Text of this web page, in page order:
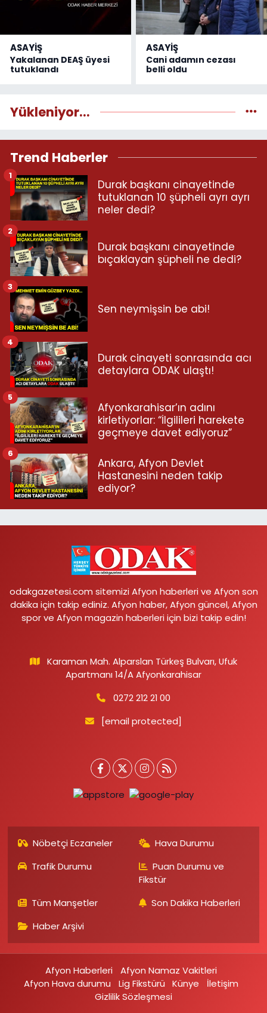
ASAYİŞ
Yakalanan DEAŞ üyesi
tutuklandı
ASAYİŞ
Cani adamın cezası
belli oldu
Yükleniyor...
Trend Haberler
Durak başkanı cinayetinde
tutuklanan 10 şüpheli ayrı ayrı
neler dedi?
1
Durak başkanı cinayetinde
bıçaklayan şüpheli ne dedi?
2
Sen neymişsin be abi!
3
Durak cinayeti sonrasında acı
detaylara ODAK ulaştı!
4
Afyonkarahisar’ın adını
kirletiyorlar: “İlgilileri harekete
geçmeye davet ediyoruz”
5
Ankara, Afyon Devlet
Hastanesini neden takip
ediyor?
6
odakgazetesi.com sitemizi Afyon haberleri ve Afyon son
dakika için takip ediniz. Afyon haber, Afyon güncel, Afyon
spor ve Afyon magazin haberleri için bizi takip edin!
Karaman Mah. Alparslan Türkeş Bulvarı, Ufuk
Apartmanı 14/A Afyonkarahisar
0272 212 21 00
[email protected]
Nöbetçi Eczaneler
Hava Durumu
Trafik Durumu
Puan Durumu ve
Fikstür
Tüm Manşetler
Son Dakika Haberleri
Haber Arşivi
Afyon Haberleri
Afyon Namaz Vakitleri
Afyon Hava durumu
Lig Fikstürü Künye
İletişim
Gizlilik Sözleşmesi